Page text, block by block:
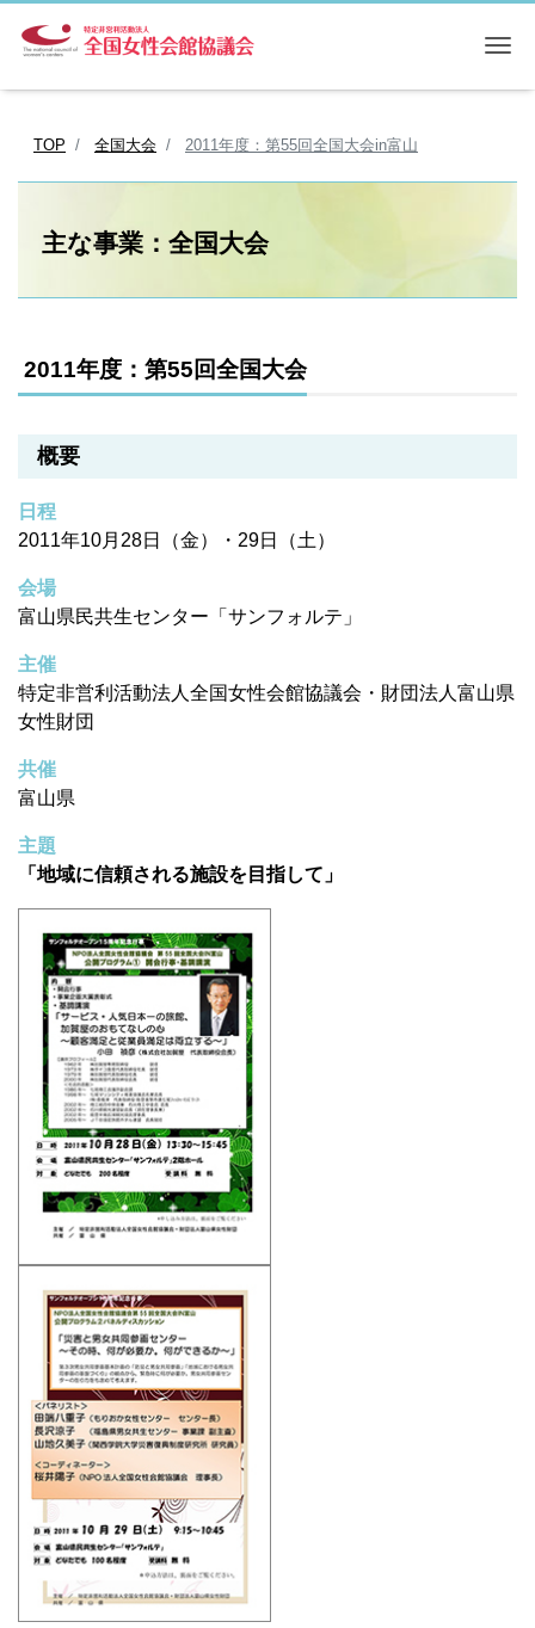
TOP 全国大会 2011年度：第55回全国大会in富山
主な事業：全国大会
2011年度：第55回全国大会
概要
日程
2011年10月28日（金）・29日（土）
会場
富山県民共生センター「サンフォルテ」
主催
特定非営利活動法人全国女性会館協議会・財団法人富山県
女性財団
共催
富山県
主題
「地域に信頼される施設を目指して」